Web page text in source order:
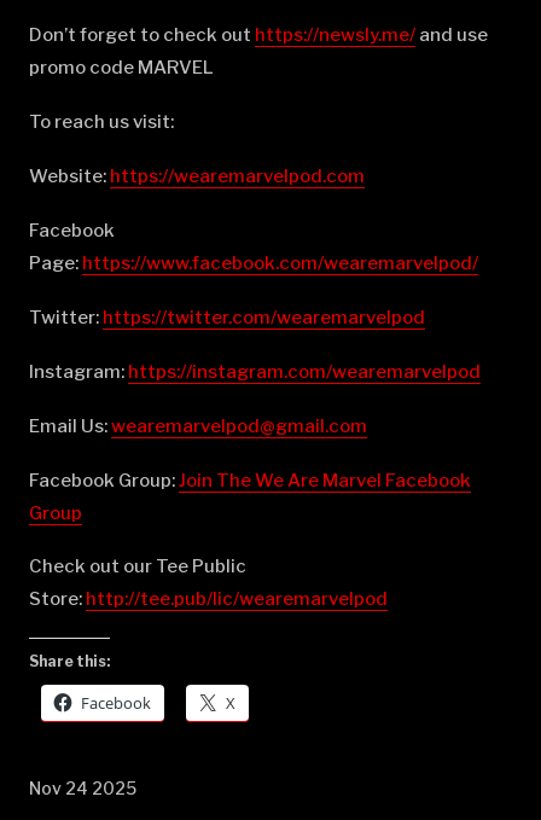
Don’t forget to check out ⁠⁠⁠⁠⁠⁠⁠⁠⁠⁠⁠⁠⁠⁠⁠⁠⁠⁠⁠⁠⁠⁠⁠⁠⁠⁠⁠⁠⁠⁠⁠⁠⁠⁠⁠⁠⁠⁠⁠⁠⁠⁠⁠⁠⁠⁠⁠⁠⁠⁠⁠⁠⁠⁠⁠⁠⁠⁠⁠⁠https://newsly.me/⁠⁠⁠⁠⁠⁠⁠⁠⁠⁠⁠⁠⁠⁠⁠⁠⁠⁠⁠⁠⁠⁠⁠⁠⁠⁠⁠⁠⁠⁠⁠⁠⁠⁠⁠⁠⁠⁠⁠⁠⁠⁠⁠⁠⁠⁠⁠⁠⁠⁠⁠⁠⁠⁠⁠⁠⁠⁠⁠⁠ and use
promo code MARVEL
To reach us visit:
Website: ⁠⁠⁠⁠⁠⁠⁠⁠⁠⁠⁠⁠⁠⁠⁠⁠⁠⁠⁠⁠⁠⁠⁠⁠⁠⁠⁠⁠⁠⁠⁠⁠⁠⁠⁠⁠⁠⁠⁠⁠⁠⁠⁠⁠⁠⁠⁠⁠⁠⁠⁠⁠⁠⁠⁠⁠⁠⁠⁠⁠https://wearemarvelpod.com⁠⁠⁠⁠⁠⁠⁠⁠⁠⁠⁠⁠⁠⁠⁠⁠⁠⁠⁠⁠⁠⁠⁠⁠⁠⁠⁠⁠⁠⁠⁠⁠⁠⁠⁠⁠⁠⁠⁠⁠⁠⁠⁠⁠⁠⁠⁠⁠⁠⁠⁠⁠⁠⁠⁠⁠⁠⁠⁠⁠
Facebook
Page: ⁠⁠⁠⁠⁠⁠⁠⁠⁠⁠⁠⁠⁠⁠⁠⁠⁠⁠⁠⁠⁠⁠⁠⁠⁠⁠⁠⁠⁠⁠⁠⁠⁠⁠⁠⁠⁠⁠⁠⁠⁠⁠⁠⁠⁠⁠⁠⁠⁠⁠⁠⁠⁠⁠⁠⁠⁠⁠⁠⁠https://www.facebook.com/wearemarvelpod/⁠⁠⁠⁠⁠⁠⁠⁠⁠⁠⁠⁠⁠⁠⁠⁠⁠⁠⁠⁠⁠⁠⁠⁠⁠⁠⁠⁠⁠⁠⁠⁠⁠⁠⁠⁠⁠⁠⁠⁠⁠⁠⁠⁠⁠⁠⁠⁠⁠⁠⁠⁠⁠⁠⁠⁠⁠⁠⁠⁠
Twitter: ⁠⁠⁠⁠⁠⁠⁠⁠⁠⁠⁠⁠⁠⁠⁠⁠⁠⁠⁠⁠⁠⁠⁠⁠⁠⁠⁠⁠⁠⁠⁠⁠⁠⁠⁠⁠⁠⁠⁠⁠⁠⁠⁠⁠⁠⁠⁠⁠⁠⁠⁠⁠⁠⁠⁠⁠⁠⁠⁠⁠https://twitter.com/wearemarvelpod⁠⁠⁠⁠⁠⁠⁠⁠⁠⁠⁠⁠⁠⁠⁠⁠⁠⁠⁠⁠⁠⁠⁠⁠⁠⁠⁠⁠⁠⁠⁠⁠⁠⁠⁠⁠⁠⁠⁠⁠⁠⁠⁠⁠⁠⁠⁠⁠⁠⁠⁠⁠⁠⁠⁠⁠⁠⁠⁠⁠
Instagram: ⁠⁠⁠⁠⁠⁠⁠⁠⁠⁠⁠⁠⁠⁠⁠⁠⁠⁠⁠⁠⁠⁠⁠⁠⁠⁠⁠⁠⁠⁠⁠⁠⁠⁠⁠⁠⁠⁠⁠⁠⁠⁠⁠⁠⁠⁠⁠⁠⁠⁠⁠⁠⁠⁠⁠⁠⁠⁠⁠⁠https://instagram.com/wearemarvelpod⁠⁠⁠⁠⁠⁠⁠⁠⁠⁠⁠⁠⁠⁠⁠⁠⁠⁠⁠⁠⁠⁠⁠⁠⁠⁠⁠⁠⁠⁠⁠⁠⁠⁠⁠⁠⁠⁠⁠⁠⁠⁠⁠⁠⁠⁠⁠⁠⁠⁠⁠⁠⁠⁠⁠⁠⁠⁠⁠⁠
Email Us:⁠⁠⁠⁠⁠⁠⁠⁠⁠⁠⁠⁠⁠⁠⁠⁠⁠⁠⁠⁠⁠⁠⁠⁠⁠⁠⁠⁠⁠⁠⁠⁠⁠⁠⁠⁠⁠⁠⁠⁠⁠⁠⁠⁠⁠⁠⁠⁠⁠⁠⁠⁠⁠⁠⁠⁠⁠⁠⁠⁠wearemarvelpod@gmail.com⁠⁠⁠⁠⁠⁠⁠⁠⁠⁠⁠⁠⁠⁠⁠⁠⁠⁠⁠⁠⁠⁠⁠⁠⁠⁠⁠⁠⁠⁠⁠⁠⁠⁠⁠⁠⁠⁠⁠⁠⁠⁠⁠⁠⁠⁠⁠⁠⁠⁠⁠⁠⁠⁠⁠⁠⁠⁠⁠⁠
Facebook Group:⁠⁠⁠⁠⁠⁠⁠⁠⁠⁠⁠⁠⁠⁠⁠⁠⁠⁠⁠⁠⁠⁠⁠⁠⁠⁠⁠⁠⁠⁠⁠⁠⁠⁠⁠⁠⁠⁠⁠⁠⁠⁠⁠⁠⁠⁠⁠⁠⁠⁠⁠⁠⁠⁠⁠⁠⁠⁠⁠⁠Join The We Are Marvel Facebook
Group⁠⁠⁠⁠⁠⁠⁠⁠⁠⁠⁠⁠⁠⁠⁠⁠⁠⁠⁠⁠⁠⁠⁠⁠⁠⁠⁠⁠⁠⁠⁠⁠⁠⁠⁠⁠⁠⁠⁠⁠⁠⁠⁠⁠⁠⁠⁠⁠⁠⁠⁠⁠⁠⁠⁠⁠⁠⁠⁠⁠
Check out our Tee Public
Store: ⁠⁠⁠⁠⁠⁠⁠⁠⁠⁠⁠⁠⁠⁠⁠⁠⁠⁠⁠⁠⁠⁠⁠⁠⁠⁠⁠⁠⁠⁠⁠⁠⁠⁠⁠⁠⁠⁠⁠⁠⁠⁠⁠⁠⁠⁠⁠⁠⁠⁠⁠⁠⁠⁠⁠⁠⁠⁠⁠⁠http://tee.pub/lic/wearemarvelpod⁠
Share this:
Facebook X
Nov 24 2025